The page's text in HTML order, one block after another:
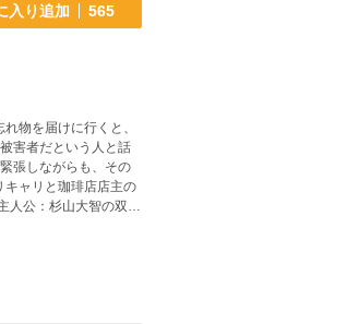
入り追加 565
物を届けに行くと、
害者だという人と話
張しながらも、その
ャリと珈琲店店主の
だけると嬉しいです